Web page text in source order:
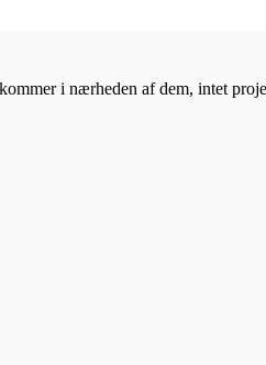
i nærheden af dem, intet